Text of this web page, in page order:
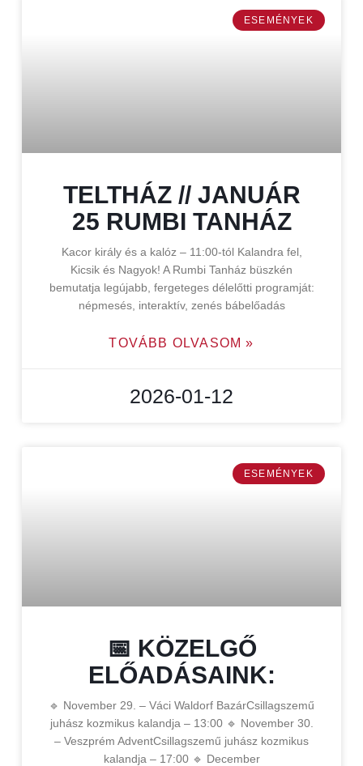
ESEMÉNYEK
TELTHÁZ // JANUÁR
25 RUMBI TANHÁZ
Kacor király és a kalóz – 11:00-tól Kalandra fel,
Kicsik és Nagyok! A Rumbi Tanház büszkén
bemutatja legújabb, fergeteges délelőtti programját:
népmesés, interaktív, zenés bábelőadás
TOVÁBB OLVASOM »
2026-01-12
ESEMÉNYEK
📅 KÖZELGŐ
ELŐADÁSAINK:
🔹 November 29. – Váci Waldorf BazárCsillagszemű
juhász kozmikus kalandja – 13:00 🔹 November 30.
– Veszprém AdventCsillagszemű juhász kozmikus
kalandja – 17:00 🔹 December